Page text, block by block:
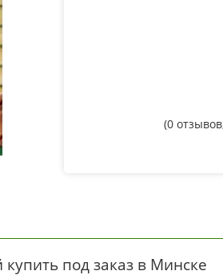
(0
под заказ в Минске